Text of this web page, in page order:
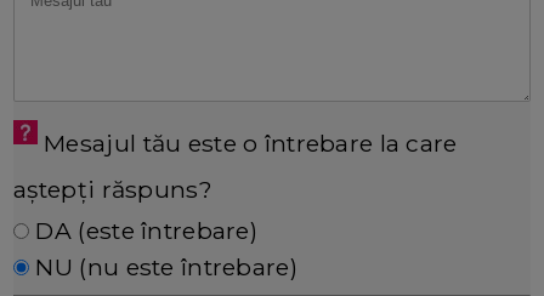
Mesajul tău este o întrebare la care
aștepți răspuns?
DA (este întrebare)
NU (nu este întrebare)